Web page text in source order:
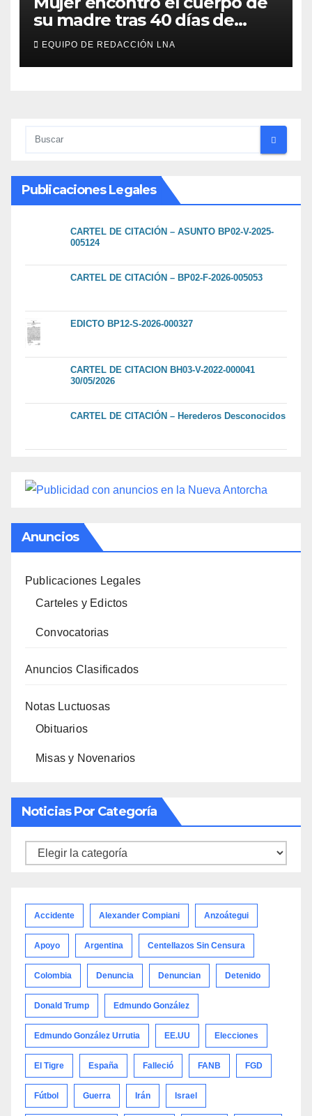
su madre tras 40 días de
búsqueda en Tanaguarena
EQUIPO DE REDACCIÓN LNA
Publicaciones Legales
CARTEL DE CITACIÓN – ASUNTO BP02-V-2025-
005124
CARTEL DE CITACIÓN – BP02-F-2026-005053
EDICTO BP12-S-2026-000327
CARTEL DE CITACION BH03-V-2022-000041
30/05/2026
CARTEL DE CITACIÓN – Herederos Desconocidos
Anuncios
Publicaciones Legales
Carteles y Edictos
Convocatorias
Anuncios Clasificados
Notas Luctuosas
Obituarios
Misas y Novenarios
Noticias Por Categoría
Noticias
Accidente Alexander Compiani Anzoátegui
Apoyo Argentina Centellazos Sin Censura
Colombia Denuncia Denuncian Detenido
Donald Trump Edmundo González
Edmundo González Urrutia EE.UU Elecciones
El Tigre España Falleció FANB FGD
Fútbol Guerra Irán Israel